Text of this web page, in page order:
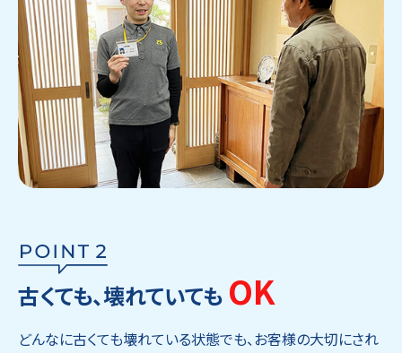
古くても、壊れていても OK
どんなに古くても壊れている状態でも、お客様の大切にされ